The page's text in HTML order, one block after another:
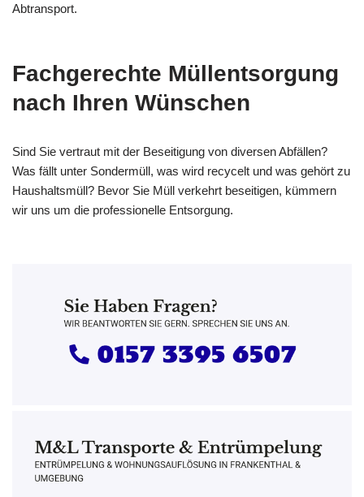
Abtransport.
Fachgerechte Müllentsorgung
nach Ihren Wünschen
Sind Sie vertraut mit der Beseitigung von diversen Abfällen?
Was fällt unter Sondermüll, was wird recycelt und was gehört zu
Haushaltsmüll? Bevor Sie Müll verkehrt beseitigen, kümmern
wir uns um die professionelle Entsorgung.